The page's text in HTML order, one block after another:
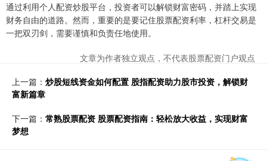
通过利用个人配资炒股平台，投资者可以解锁财富密码，并踏上实现
财务自由的道路。然而，重要的是要记住股票配资利率，杠杆交易是
一把双刃剑，需要谨慎和负责任地使用。
文章为作者独立观点，不代表股票配资门户观点
上一篇： 炒股短线资金如何配置 股指配资助力股市投资，解锁财
富新篇章
下一篇： 常熟股票配资 股票配资指南：轻松放大收益，实现财富
梦想